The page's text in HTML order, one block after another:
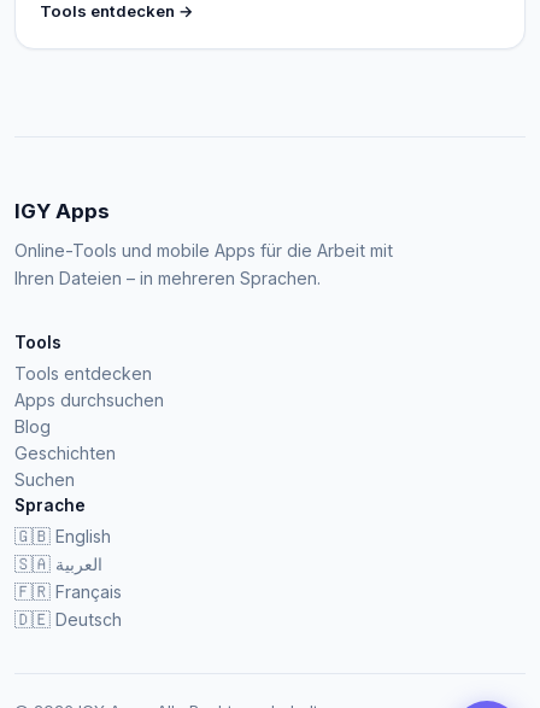
Tools entdecken →
IGY Apps
Online-Tools und mobile Apps für die Arbeit mit
Ihren Dateien – in mehreren Sprachen.
Tools
Tools entdecken
Apps durchsuchen
Blog
Geschichten
Suchen
Sprache
🇬🇧 English
🇸🇦 العربية
🇫🇷 Français
🇩🇪 Deutsch